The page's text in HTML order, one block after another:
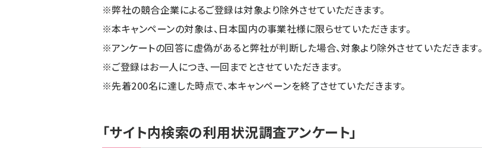
※弊社の競合企業によるご登録は対象より除外させていただきます。
※本キャンペーンの対象は、日本国内の事業社様に限らせていただきます。
※アンケートの回答に虚偽があると弊社が判断した場合、対象より除外させていただきます。
※ご登録はお一人につき、一回までとさせていただきます。
※先着200名に達した時点で、本キャンペーンを終了させていただきます。
「サイト内検索の利用状況調査アンケート」